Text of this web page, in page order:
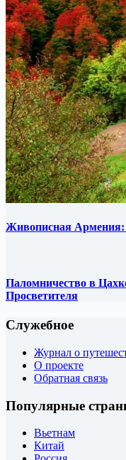
Живописная Армения:
Паломничество в
Просветителя
Служебное
Журнал о
О проекте
Обратная связь
Популярные
Вьетнам
Китай